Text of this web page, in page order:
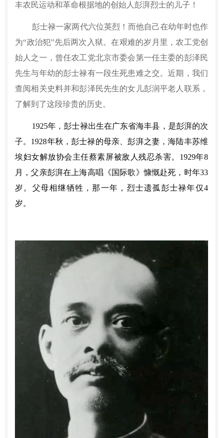
丰农民运动和革命根据地的创始人彭湃烈士的儿子！
彭士禄一家两代六位英烈！而他自己在幼年时也作
为“政治犯”先后两次入狱。在艰难的岁月里，农工党创
始人之一，曾任农工党北京市委会第一任主委的彭泽民
先生与年幼的彭士禄有一段生死患难之交。近期，我们
查阅相关史料并和彭泽民先生的女儿彭润平老人联系，
了解到了这段珍贵的历史。
1925年，彭士禄出生在广东省海丰县，是彭湃的次
子。1928年秋，彭士禄的母亲、彭湃之妻，海陆丰苏维
埃妇女解放协会主任蔡素屏被敌人残忍杀害。1929年8
月，父亲彭湃在上海高唱《国际歌》慷慨赴死，时年33
岁。父母相继牺牲，那一年，烈士遗孤彭士禄年仅4
岁。